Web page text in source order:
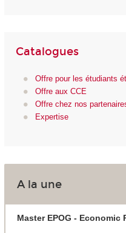
Catalogues
Offre pour les étudiants
Offre aux CCE
Offre chez nos
Expertise
A la une
Master EPOG -